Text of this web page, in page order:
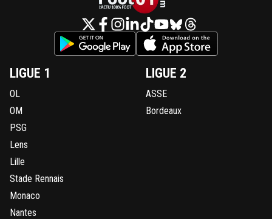
LIGUE 1
OL
OM
PSG
Lens
Lille
Stade Rennais
Monaco
Nantes
LIGUE 2
ASSE
Bordeaux